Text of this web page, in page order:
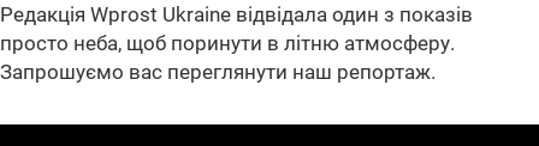
Редакція Wprost Ukraine відвідала один з показів
просто неба, щоб поринути в літню атмосферу.
Запрошуємо вас переглянути наш репортаж.